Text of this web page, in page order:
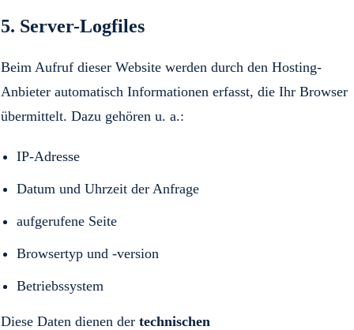
5. Server-Logfiles
Beim Aufruf dieser Website werden durch den Hosting-
Anbieter automatisch Informationen erfasst, die Ihr Browser
übermittelt. Dazu gehören u. a.:
IP-Adresse
Datum und Uhrzeit der Anfrage
aufgerufene Seite
Browsertyp und -version
Betriebssystem
Diese Daten dienen der technischen